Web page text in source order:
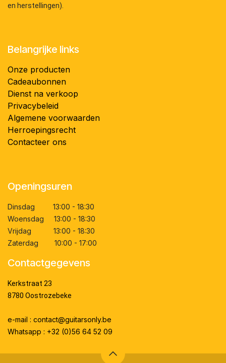
en herstellingen).
Belangrijke links
Onze producten
Cadeaubonnen
Dienst na verkoop
Privacybeleid
Algemene voorwaarden
Herroepingsrecht
Contacteer ons
Openingsuren
Dinsdag 13:00 - 18:30
Woensdag 13:00 - 18:30
Vrijdag 13:00 - 18:30
Zaterdag 10:00 - 17:00
Contactgegevens
Kerkstraat 23
8780 Oostrozebeke
e-mail : contact@guitarsonly.be
Whatsapp : +32 (0)56 64 52 09